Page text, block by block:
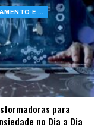
COMPORTAMENTO E SAÚDE
para
no Dia a Dia